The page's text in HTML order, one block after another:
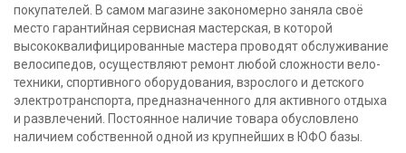
покупателей. В самом магазине закономерно заняла своё
место гарантийная сервисная мастерская, в которой
высококвалифицированные мастера проводят обслуживание
велосипедов, осуществляют ремонт любой сложности вело-
техники, спортивного оборудования, взрослого и детского
электротранспорта, предназначенного для активного отдыха
и развлечений. Постоянное наличие товара обусловлено
наличием собственной одной из крупнейших в ЮФО базы.